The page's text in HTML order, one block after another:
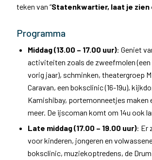
teken van “Statenkwartier, laat je zien
Programma
Middag (13.00 – 17.00 uur): Geniet
activiteiten zoals de zweefmolen
vorig jaar), schminken, theatergroep
Caravan, een boksclinic (16-19u),
Kamishibay, portemonneetjes maken
meer. De ijscoman komt om 14u ook
Late middag (17.00 – 19.00 uur): Er
voor kinderen, jongeren en
boksclinic, muziekoptredens, de Drum